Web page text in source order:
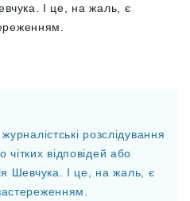
І це, на жаль, є
розслідування
відповідей або
Шевчука. І це, на жаль, є